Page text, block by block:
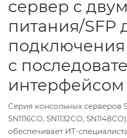
сервер с
питания/SFP
подключения
с
интерфейсом
Серия консольных серверов
SN1116CO, SN1132CO,
обеспечивает ИТ-